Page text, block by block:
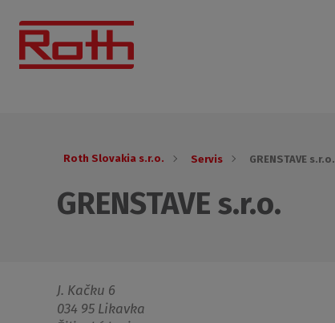
Roth Slovakia s.r.o. Servis GRENSTAVE s.r.o.
GRENSTAVE s.r.o.
J. Kačku 6
034 95 Likavka